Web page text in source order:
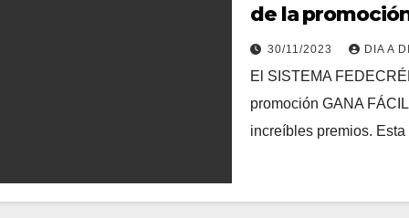
de la
30/11/2023 DIA A
El SISTEMA
promoción GANA
increíbles premios.